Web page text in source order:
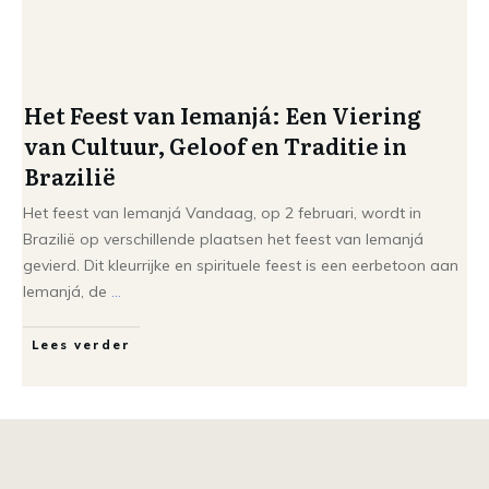
Het Feest van Iemanjá: Een Viering
van Cultuur, Geloof en Traditie in
Brazilië
Het feest van Iemanjá Vandaag, op 2 februari, wordt in
Brazilië op verschillende plaatsen het feest van Iemanjá
gevierd. Dit kleurrijke en spirituele feest is een eerbetoon aan
Iemanjá, de ...
Lees verder